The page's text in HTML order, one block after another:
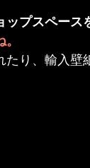
プスペース
り、輸入